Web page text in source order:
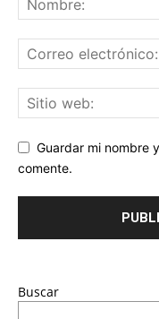
Guardar mi nombre
comente.
Buscar